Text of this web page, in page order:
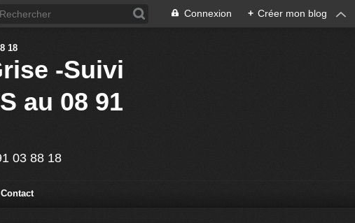
Connexion + Créer mon blog
-Suivi
au 08 91
03 88 18
Contact